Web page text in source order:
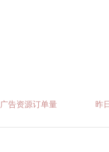
广告资源订单量 昨日